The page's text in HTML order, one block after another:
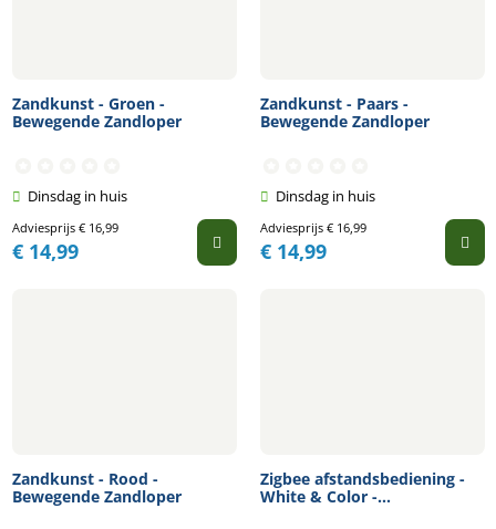
Zandkunst - Groen -
Bewegende Zandloper
Dinsdag in huis
Adviesprijs €16,99
€14,99
Zandkunst - Paars -
Bewegende Zandloper
Dinsdag in huis
Adviesprijs €16,99
€14,99
Zandkunst - Rood -
Bewegende Zandloper
Zigbee afstandsbediening -
White & Color -...